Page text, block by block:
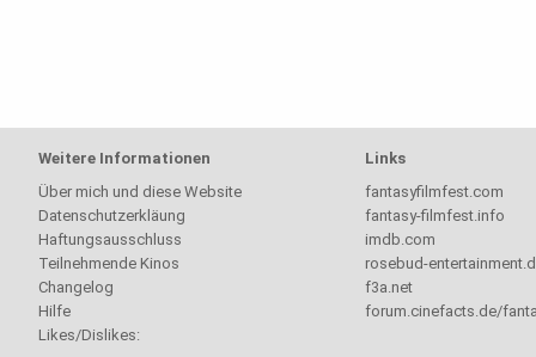
Weitere Informationen
Über mich und diese Website
Datenschutzerkläung
Haftungsausschluss
Teilnehmende Kinos
Changelog
Hilfe
Likes/Dislikes:
Links
fantasyfilmfest.com
fantasy-filmfest.info
imdb.com
rosebud-
f3a.net
forum.cinefacts.de/